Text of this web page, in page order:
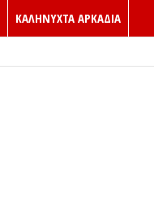
ΚΑΛΗΝΥΧΤΑ ΑΡΚΑΔΙΑ